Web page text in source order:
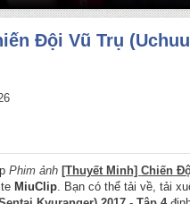
Đội Vũ Trụ
Phim ảnh [Thuyết Minh] Chiến
MiuClip. Bạn có thể tải về, tải